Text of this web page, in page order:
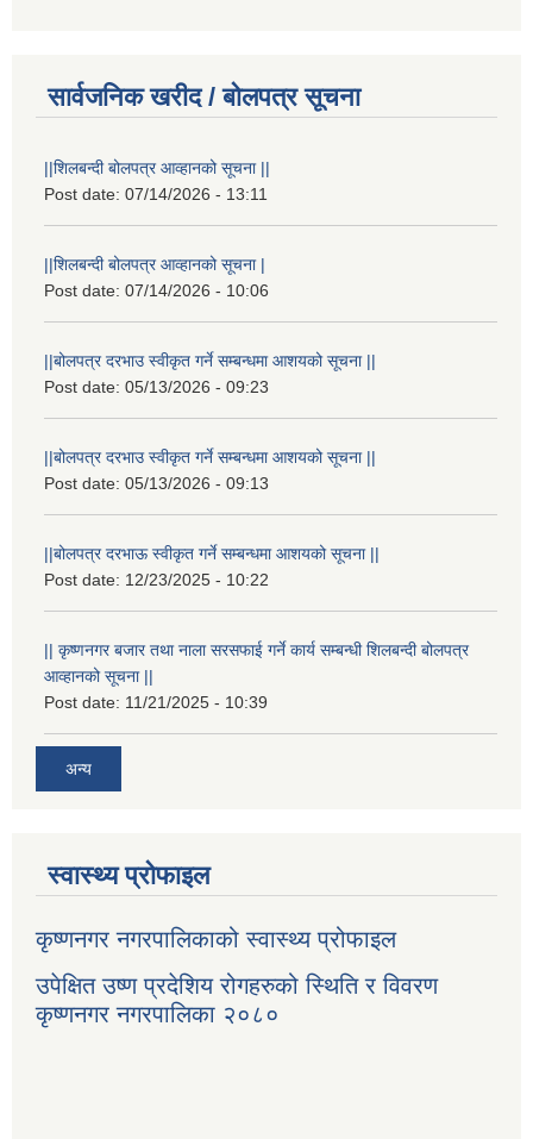
सार्वजनिक खरीद / बोलपत्र सूचना
||शिलबन्दी बोलपत्र आव्हानको सूचना ||
Post date: 07/14/2026 - 13:11
||शिलबन्दी बोलपत्र आव्हानको सूचना |
Post date: 07/14/2026 - 10:06
||बोलपत्र दरभाउ स्वीकृत गर्ने सम्बन्धमा आशयको सूचना ||
Post date: 05/13/2026 - 09:23
||बोलपत्र दरभाउ स्वीकृत गर्ने सम्बन्धमा आशयको सूचना ||
Post date: 05/13/2026 - 09:13
||बोलपत्र दरभाऊ स्वीकृत गर्ने सम्बन्धमा आशयको सूचना ||
Post date: 12/23/2025 - 10:22
|| कृष्णनगर बजार तथा नाला सरसफाई गर्ने कार्य सम्बन्धी शिलबन्दी बोलपत्र
आव्हानको सूचना ||
Post date: 11/21/2025 - 10:39
अन्य
स्वास्थ्य प्रोफाइल
कृष्णनगर नगरपालिकाको स्वास्थ्य प्रोफाइल
उपेक्षित उष्ण प्रदेशिय रोगहरुको स्थिति र विवरण
कृष्णनगर नगरपालिका २०८०